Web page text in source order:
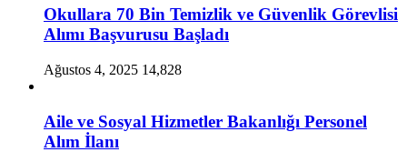
Okullara 70 Bin Temizlik ve Güvenlik Görevlisi
Alımı Başvurusu Başladı
Ağustos 4, 2025 14,828
Aile ve Sosyal Hizmetler Bakanlığı Personel
Alım İlanı